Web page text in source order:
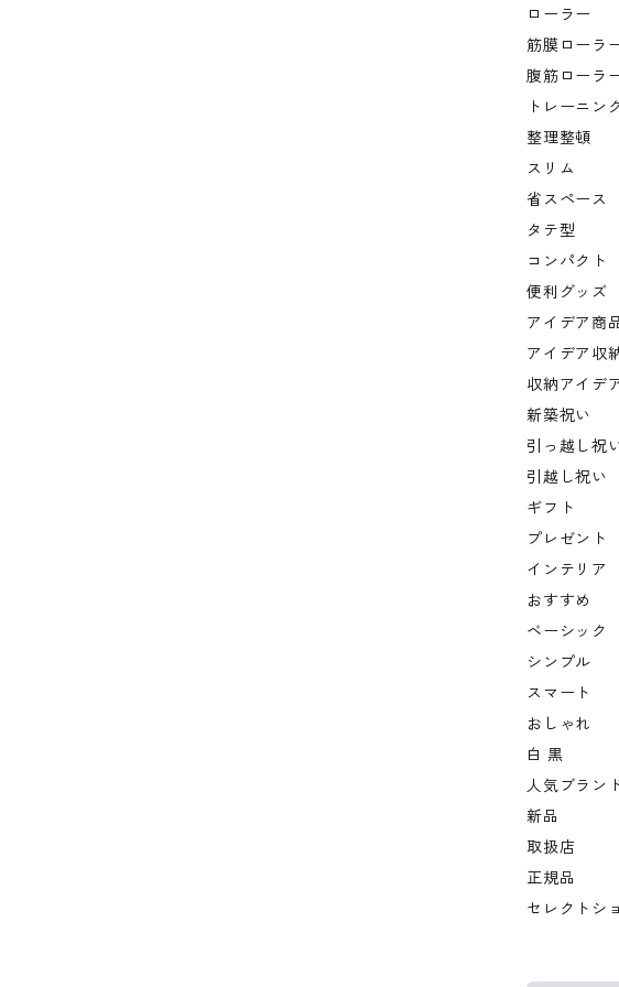
ローラー
筋膜ローラ
腹筋ローラ
トレーニン
整理整頓
スリム
省スペース
タテ型
コンパクト
便利グッズ
アイデア商
アイデア収
収納アイデ
新築祝い
引っ越し祝
引越し祝い
ギフト
プレゼント
インテリア
おすすめ
ベーシック
シンプル
スマート
おしゃれ
白 黒
人気ブラン
新品
取扱店
正規品
セレクトシ